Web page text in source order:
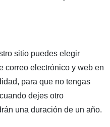
sitio puedes elegir
correo electrónico y web en
para que no tengas
dejes otro
una duración de un año.